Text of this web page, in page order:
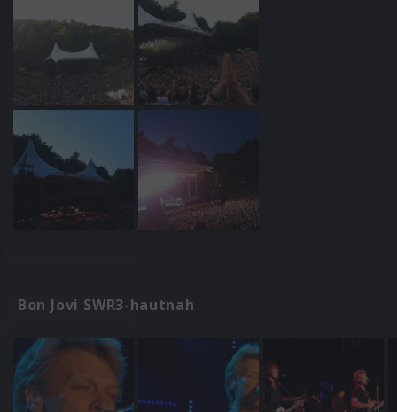
Bon Jovi SWR3-hautnah